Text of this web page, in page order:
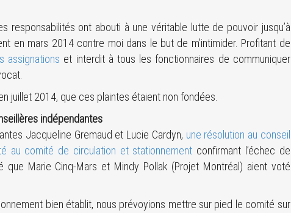
responsabilités ont abouti à une véritable lutte de pouvoir jusqu’à
en mars 2014 contre moi dans le but de m’intimider. Profitant de
assignations et interdit à tous les fonctionnaires de communiquer
juillet 2014, que ces plaintes étaient non fondées.
indépendantes
Jacqueline Gremaud et Lucie Cardyn, une résolution au conseil
au comité de circulation et stationnement confirmant l’échec de
que Marie Cinq-Mars et Mindy Pollak (Projet Montréal) aient voté
bien établit, nous prévoyions mettre sur pied le comité sur